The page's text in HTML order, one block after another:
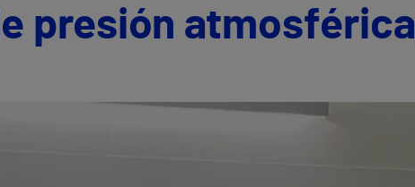
presión atmosférica